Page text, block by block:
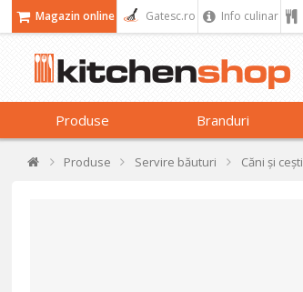
Magazin online Gatesc.ro Info culinar
Produse Branduri
Produse Servire băuturi Căni și cești